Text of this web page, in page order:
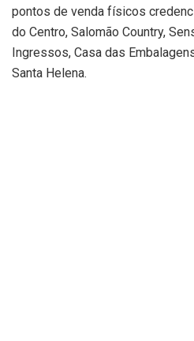
pontos de venda físicos
do Centro, Salomão Country,
Ingressos, Casa das
Santa Helena.